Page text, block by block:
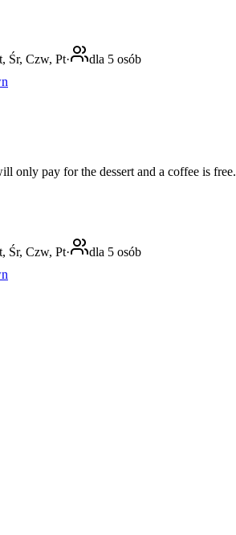
Śr, Czw, Pt·
dla 5 osób
only pay for the dessert and a coffee is free.
Śr, Czw, Pt·
dla 5 osób